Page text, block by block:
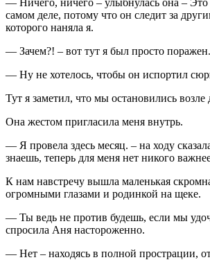
самом деле, потому что он следит за
которого наняла я.
— Зачем?! – вот тут я был просто поражен.
— Ну не хотелось, чтобы он испортил
Тут я заметил, что мы остановились возле
Она жестом пригласила меня внутрь.
— Я провела здесь месяц. – на ходу
знаешь, теперь для меня нет никого
К нам навстречу вышла маленькая
огромными глазами и родинкой на щеке.
— Ты ведь не против будешь, если мы
спросила Аня настороженно.
— Нет – находясь в полной прострации,